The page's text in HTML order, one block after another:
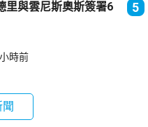
里與雲尼斯奧斯簽署6
5
時前